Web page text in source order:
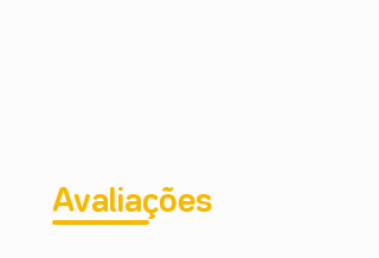
Avaliações